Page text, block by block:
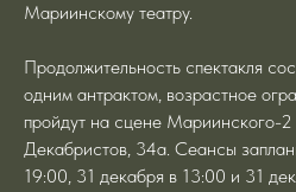
Мариинскому театру.
Продолжительность спектакля
одним антрактом, возрастное
пройдут на сцене Мариинского-2
Декабристов, 34а. Сеансы
19:00, 31 декабря в 13:00 и 31